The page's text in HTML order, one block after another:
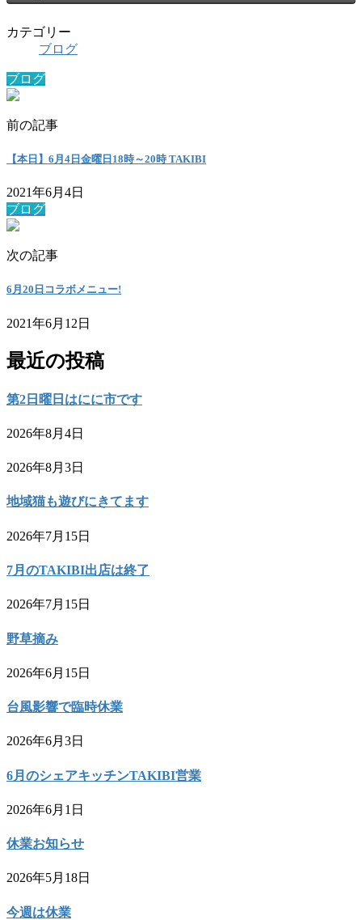
カテゴリー
ブログ
ブログ
前の記事
【本日】6月4日金曜日18時～20時 TAKIBI
2021年6月4日
ブログ
次の記事
6月20日コラボメニュー!
2021年6月12日
最近の投稿
第2日曜日はにに市です
2026年8月4日
2026年8月3日
地域猫も遊びにきてます
2026年7月15日
7月のTAKIBI出店は終了
2026年7月15日
野草摘み
2026年6月15日
台風影響で臨時休業
2026年6月3日
6月のシェアキッチンTAKIBI営業
2026年6月1日
休業お知らせ
2026年5月18日
今週は休業